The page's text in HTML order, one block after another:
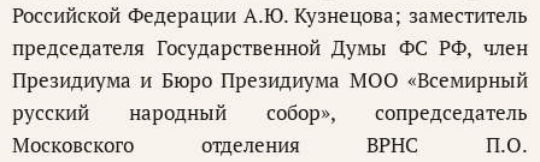
Российской Федерации А.Ю. Кузнецова; заместитель
председателя Государственной Думы ФС РФ, член
Президиума и Бюро Президиума МОО «Всемирный
русский народный собор», сопредседатель
Московского отделения ВРНС П.О.